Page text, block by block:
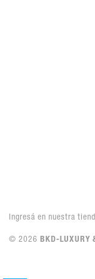
Ingresá en nuestra
© 2026 BKD-LUXURY